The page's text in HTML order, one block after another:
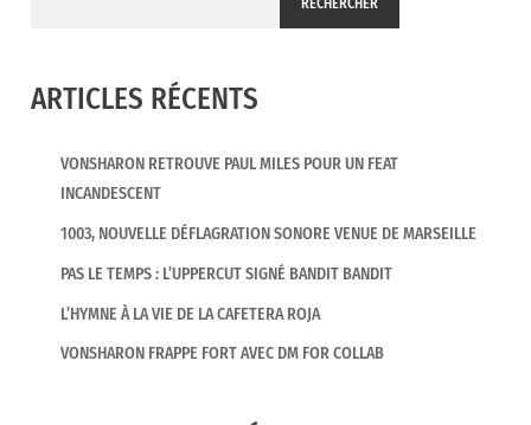
RECHERCHER
ARTICLES RÉCENTS
VONSHARON RETROUVE PAUL MILES POUR UN FEAT
INCANDESCENT
1003, NOUVELLE DÉFLAGRATION SONORE VENUE DE MARSEILLE
PAS LE TEMPS : L’UPPERCUT SIGNÉ BANDIT BANDIT
L’HYMNE À LA VIE DE LA CAFETERA ROJA
VONSHARON FRAPPE FORT AVEC DM FOR COLLAB